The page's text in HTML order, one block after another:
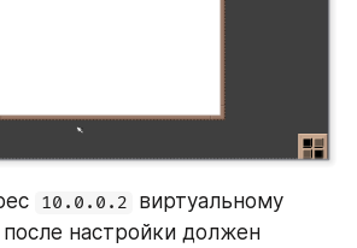
10.0.0.2 виртуальному
после настройки должен